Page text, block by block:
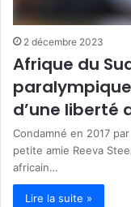
2 décembre 2023
Afrique du
d’une liberté
Condamné en 2017
petite amie Reeva
africain…
Lire la suite »